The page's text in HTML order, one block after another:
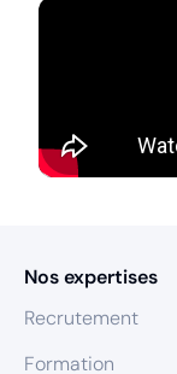
Nos expertises
Recrutement
Formation